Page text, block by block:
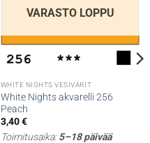
VARASTO LOPPU
WHITE NIGHTS VESIVÄRIT
White Nights akvarelli 256
Peach
3,40€
Toimitusaika:5–18 päivää